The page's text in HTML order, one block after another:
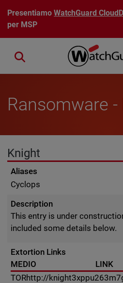
Salta al contenuto principale
PresentiamoWatchGuard
per MSP
Close search
Ransomware
Knight
Aliases
Cyclops
Description
This entry is under
included some details below.
Extortion Links
MEDIO
LINK
TORhttp://